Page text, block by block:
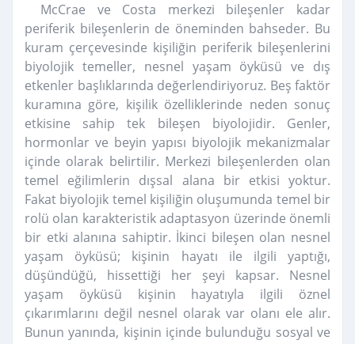
McCrae ve Costa merkezi bileşenler kadar
periferik bileşenlerin de öneminden bahseder. Bu
kuram çerçevesinde kişiliğin periferik bileşenlerini
biyolojik temeller, nesnel yaşam öyküsü ve dış
etkenler başlıklarında değerlendiriyoruz. Beş faktör
kuramına göre, kişilik özelliklerinde neden sonuç
etkisine sahip tek bileşen biyolojidir. Genler,
hormonlar ve beyin yapısı biyolojik mekanizmalar
içinde olarak belirtilir. Merkezi bileşenlerden olan
temel eğilimlerin dışsal alana bir etkisi yoktur.
Fakat biyolojik temel kişiliğin oluşumunda temel bir
rolü olan karakteristik adaptasyon üzerinde önemli
bir etki alanına sahiptir. İkinci bileşen olan nesnel
yaşam öyküsü; kişinin hayatı ile ilgili yaptığı,
düşündüğü, hissettiği her şeyi kapsar. Nesnel
yaşam öyküsü kişinin hayatıyla ilgili öznel
çıkarımlarını değil nesnel olarak var olanı ele alır.
Bunun yanında, kişinin içinde bulunduğu sosyal ve